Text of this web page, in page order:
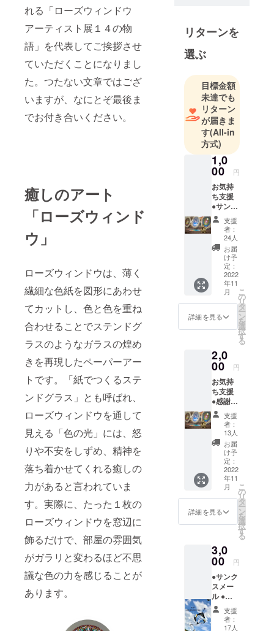
れる「ローズウィンドウ
アーティスト展１４の物
語」を代表してご挨拶させ
ていただくことになりまし
た。つたない文章ではござ
いますが、なにとぞ最後ま
でお付き合いください。
癒しのアート
「ローズウィンド
ウ」
ローズウィンドウは、薄く
繊細な色紙を図形にあわせ
てカットし、色と色を重ね
合わせることでステンドグ
ラスのようなガラスの煌め
きを再現したペーパーアー
トです。「紙でつくるステ
ンドグラス」とも呼ばれ、
ローズウィンドウを通して
見える「色の光」には、怒
りや不安をしずめ、精神を
落ち着かせてくれる癒しの
力があると言われていま
す。実際に、たった１枚の
ローズウィンドウを窓辺に
飾るだけで、部屋の雰囲気
がガラリと変わるほど不思
議な色の力を感じることが
あります。
リターンを
選ぶ
目標金額
未達でも
リターン
が届きま
す(All-in
方式)
1,0
00 円
お気持
ち支援
●サンク
スメー
ル※複数
口での
ご支援
も可能
です。
支援
者：
24人
お届
け予
定：
2022
年11
月
詳細を見る
こ
の
リ
タ
ー
ン
を
選
択
す
る
2,0
00 円
お気持
ち支援
●感謝状
※複数口
でのご
支援も
可能で
す。
支援
者：
13人
お届
け予
定：
2022
年11
月
詳細を見る
こ
の
リ
タ
ー
ン
を
選
択
す
る
3,0
00 円
●サンク
スメー
ル ●Ｒ
Ｗしお
り ×1枚
●展示会
支援
者：
17人